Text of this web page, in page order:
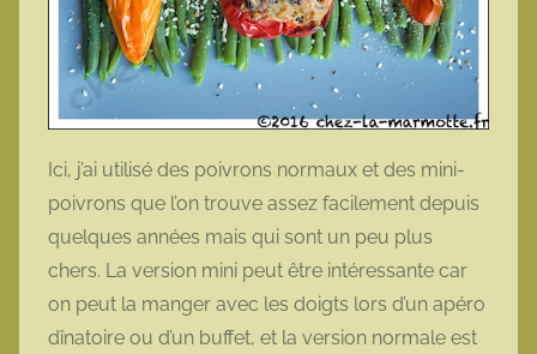
Ici, j’ai utilisé des poivrons normaux et des mini-
poivrons que l’on trouve assez facilement depuis
quelques années mais qui sont un peu plus
chers. La version mini peut être intéressante car
on peut la manger avec les doigts lors d’un apéro
dînatoire ou d’un buffet, et la version normale est